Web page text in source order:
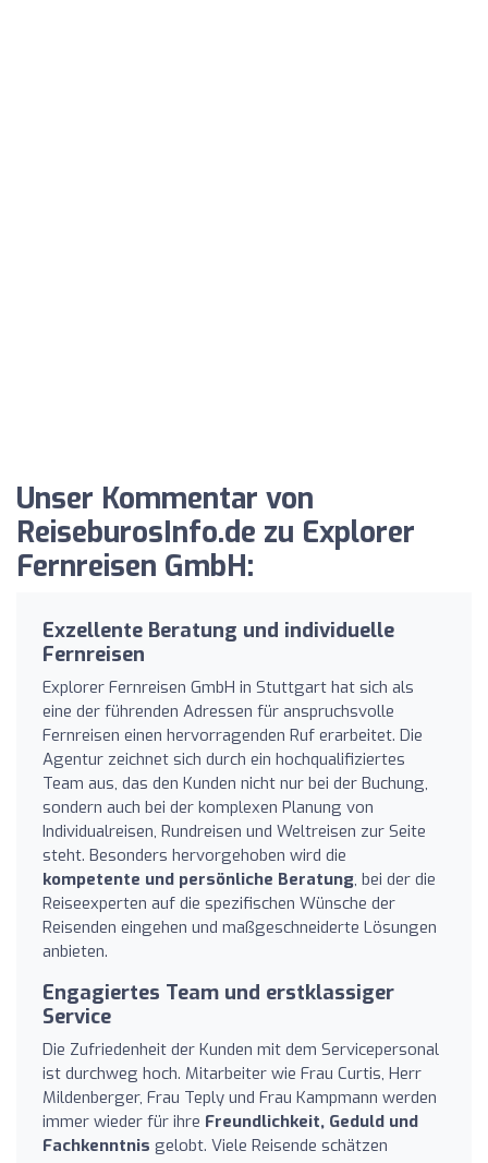
Unser Kommentar von
ReiseburosInfo.de zu Explorer
Fernreisen GmbH:
Exzellente Beratung und individuelle
Fernreisen
Explorer Fernreisen GmbH in Stuttgart hat sich als
eine der führenden Adressen für anspruchsvolle
Fernreisen einen hervorragenden Ruf erarbeitet. Die
Agentur zeichnet sich durch ein hochqualifiziertes
Team aus, das den Kunden nicht nur bei der Buchung,
sondern auch bei der komplexen Planung von
Individualreisen, Rundreisen und Weltreisen zur Seite
steht. Besonders hervorgehoben wird die
kompetente und persönliche Beratung, bei der die
Reiseexperten auf die spezifischen Wünsche der
Reisenden eingehen und maßgeschneiderte Lösungen
anbieten.
Engagiertes Team und erstklassiger
Service
Die Zufriedenheit der Kunden mit dem Servicepersonal
ist durchweg hoch. Mitarbeiter wie Frau Curtis, Herr
Mildenberger, Frau Teply und Frau Kampmann werden
immer wieder für ihre Freundlichkeit, Geduld und
Fachkenntnis gelobt. Viele Reisende schätzen